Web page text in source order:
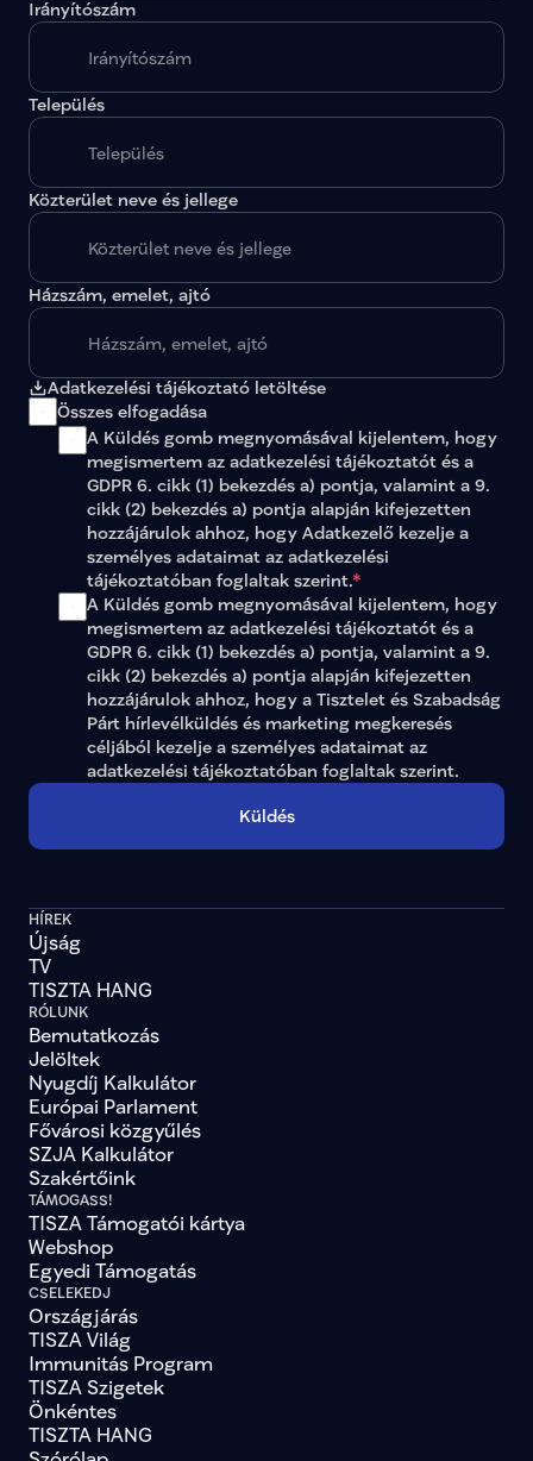
Irányítószám
Település
Közterület neve és jellege
Házszám, emelet, ajtó
Adatkezelési tájékoztató letöltése
Összes elfogadása
A Küldés gomb megnyomásával kijelentem, hogy
megismertem az adatkezelési tájékoztatót és a
GDPR 6. cikk (1) bekezdés a) pontja, valamint a 9.
cikk (2) bekezdés a) pontja alapján kifejezetten
hozzájárulok ahhoz, hogy Adatkezelő kezelje a
személyes adataimat az adatkezelési
tájékoztatóban foglaltak szerint.*
A Küldés gomb megnyomásával kijelentem, hogy
megismertem az adatkezelési tájékoztatót és a
GDPR 6. cikk (1) bekezdés a) pontja, valamint a 9.
cikk (2) bekezdés a) pontja alapján kifejezetten
hozzájárulok ahhoz, hogy a Tisztelet és Szabadság
Párt hírlevélküldés és marketing megkeresés
adatkezelési tájékoztatóban foglaltak szerint.
Küldés
HÍREK
Újság
TV
TISZTA HANG
RÓLUNK
Bemutatkozás
Jelöltek
Nyugdíj Kalkulátor
Európai Parlament
Fővárosi közgyűlés
SZJA Kalkulátor
Szakértőink
TÁMOGASS!
TISZA Támogatói kártya
Webshop
Egyedi Támogatás
CSELEKEDJ
Országjárás
TISZA Világ
Immunitás Program
TISZA Szigetek
Önkéntes
TISZTA HANG